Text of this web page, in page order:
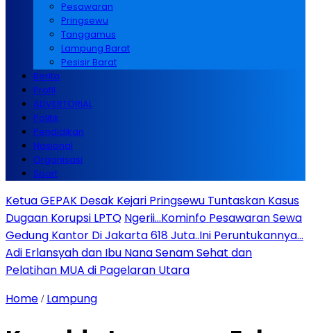
Pesawaran
Pringsewu
Tanggamus
Lampung Barat
Pesisir Barat
Berita
Profil
ADVERTORIAL
Politik
Pendidikan
Nasional
Organisasi
Sport
Ketua GEPAK Desak Kejari Pringsewu Tuntaskan Kasus
Dugaan Korupsi LPTQ Ngerii…Kominfo Pesawaran Sewa
Gedung Kantor Di Jakarta 618 Juta..Ini Peruntukannya…
Adi Erlansyah dan Ibu Nana Senam Sehat dan
Pelatihan MUA di Pagelaran Utara
Home / Lampung